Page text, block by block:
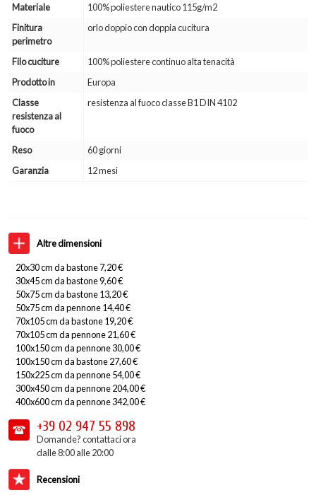
Altre dimensioni
20x30 cm da bastone 7,20 €
30x45 cm da bastone 9,60 €
50x75 cm da bastone 13,20 €
50x75 cm da pennone 14,40 €
70x105 cm da bastone 19,20 €
70x105 cm da pennone 21,60 €
100x150 cm da pennone 30,00 €
100x150 cm da bastone 27,60 €
150x225 cm da pennone 54,00 €
300x450 cm da pennone 204,00 €
400x600 cm da pennone 342,00 €
+39 02 947 55 898
Domande? contattaci ora
dalle 8:00 alle 20:00
Recensioni
Materiale
100% poliestere nautico 115g/m2
Finitura
perimetro
orlo doppio con doppia cucitura
Filo cuciture
100% poliestere continuo alta tenacità
Prodotto in
Europa
Classe
resistenza al
fuoco
resistenza al fuoco classe B1 DIN 4102
Reso
60 giorni
Garanzia
12 mesi